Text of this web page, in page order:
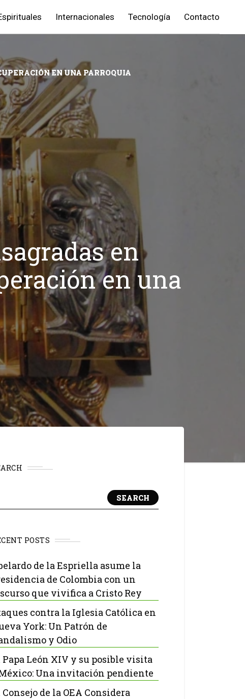
Internacionales Tecnología Contacto
EN UNA PARROQUIA
en
en una
SEARCH
POSTS
de la Espriella asume la
de Colombia con un
que vivifica a Cristo Rey
contra la Iglesia Católica en
York: Un Patrón de
y Odio
Papa León XIV y su posible visita
Una invitación pendiente
de la OEA Considera